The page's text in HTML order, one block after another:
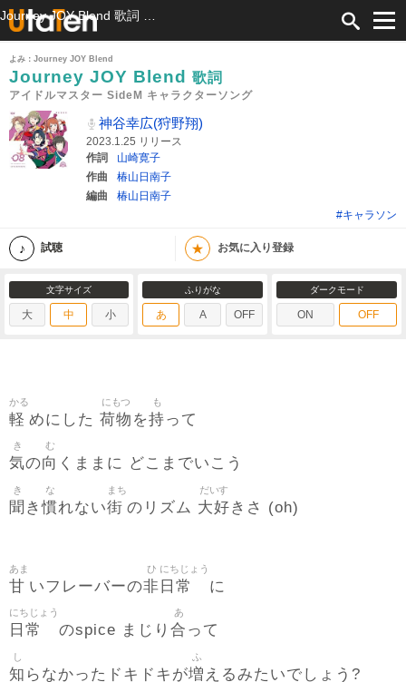
よみ：Journey JOY Blend
Journey JOY Blend 歌詞
アイドルマスター SideM キャラクターソング
神谷幸広(狩野翔)
2023.1.25 リリース
作詞
山崎寛子
作曲
椿山日南子
編曲
椿山日南子
#キャラソン
試聴 ★ お気に入り登録
文字サイズ
大 中 小
ふりがな
あ A OFF
ダークモード
ON OFF
軽
かる
めにした 荷物
にもつ
を持
も
って
気
き
の向
む
くままに どこまでいこう
聞
き
き慣
な
れない街
まち
のリズム 大好
だいす
きさ (oh)
甘
あま
いフレーバーの非
ひ
日常
にちじょう
に
日常
にちじょう
のspice まじり 合
あ
って
知
し
らなかったドキドキが増
ふ
えるみたいでしょう?